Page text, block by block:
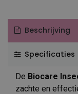
Beschrijving
Specificaties
De Biocare
zachte en